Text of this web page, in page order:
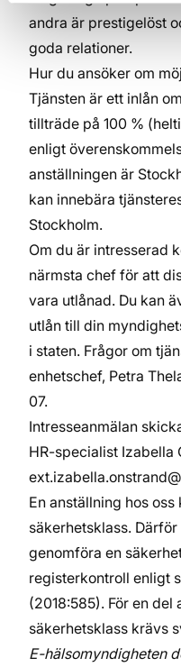
andra är prestigelöst
goda relationer.
Hur du ansöker om
Tjänsten är ett inlån
tillträde på 100 %
enligt
anställningen är
kan innebära
Stockholm.
Om du är intresserad
närmsta chef för att
vara utlånad. Du kan
utlån till din
i staten. Frågor om
enhetschef, Petra
07.
Intresseanmälan
HR-specialist Izabella
En anställning hos
säkerhetsklass.
genomföra en
registerkontroll enligt
(2018:585). För en
säkerhetsklass krävs
E-hälsomyndigheten